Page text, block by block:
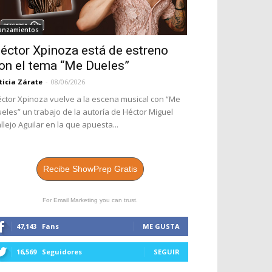
Xpinoza está de estreno
el tema “Me Dueles”
Zárate - 08/06/2026
Xpinoza vuelve a la escena musical con “Me
un trabajo de la autoría de Héctor Miguel
Aguilar en la que apuesta...
Recibe ShowPrep Gratis
For Email Marketing you can trust.
47,143 Fans ME GUSTA
16,569 Seguidores SEGUIR